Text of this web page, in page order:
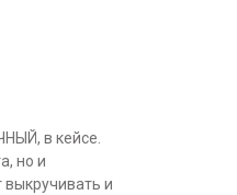
в кейсе.
но и
и